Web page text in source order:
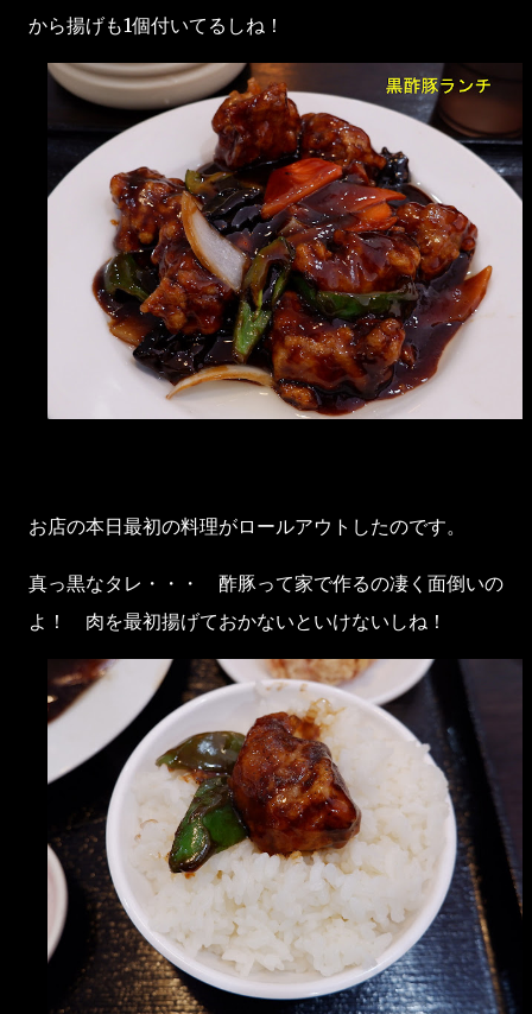
から揚げも1個付いてるしね！
お店の本日最初の料理がロールアウトしたのです。
真っ黒なタレ・・・ 酢豚って家で作るの凄く面倒いの
よ！ 肉を最初揚げておかないといけないしね！